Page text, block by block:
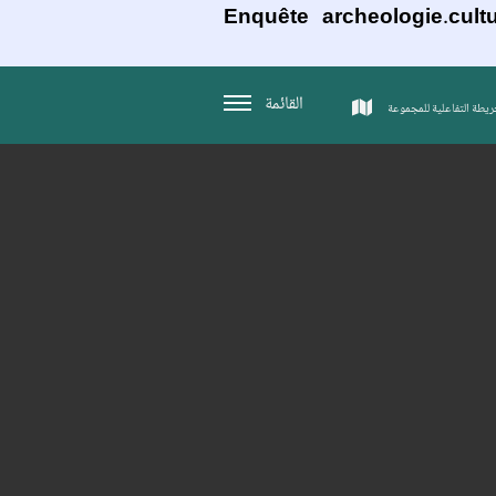
Enquête
التفاعلية للمجموعة القائمة